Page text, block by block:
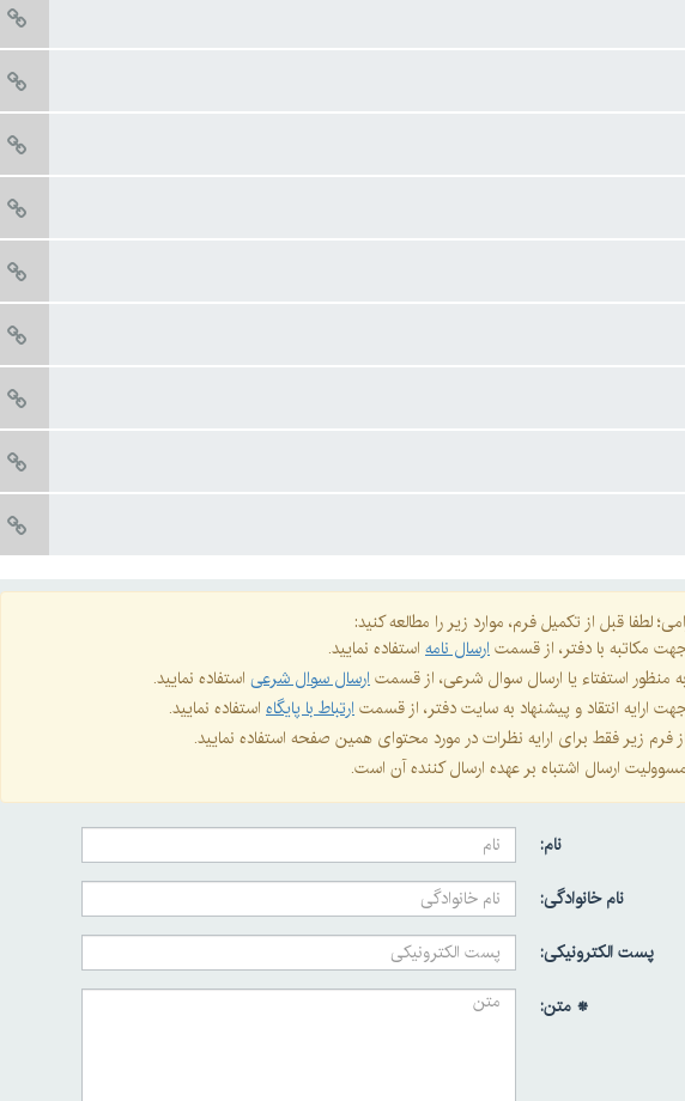
لطفا قبل از تکمیل فرم، موارد زیر را مطالعه کنید:
مکاتبه با دفتر، از قسمتارسال نامهاستفاده نمایید.
به منظور استفتاء یا ارسال سوال شرعی، از قسمتارسال سوال شرعیاستفاده نمایید.
ارایه انتقاد و پیشنهاد به سایت دفتر، از قسمتارتباط با پایگاهاستفاده نمایید.
از فرم زیر فقط برای ارایه نظرات در مورد محتوای همین صفحه استفاده نمایید.
مسوولیت ارسال اشتباه بر عهده ارسال کننده آن است.
نام:
نام خانوادگی:
پست الکترونیکی:
* متن: